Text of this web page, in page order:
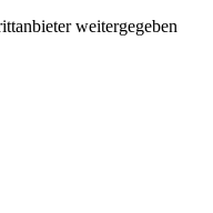
weitergegeben